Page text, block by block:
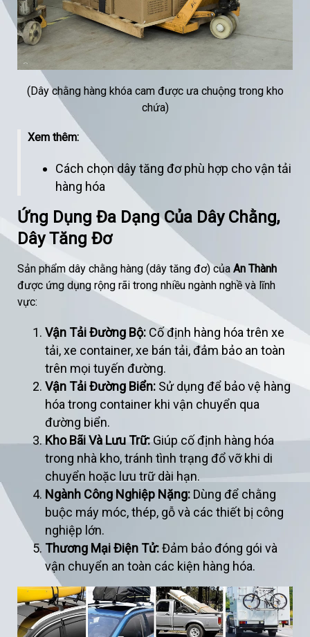
(Dây chằng hàng khóa cam được ưa chuộng trong kho
chứa)
Xem thêm:
Cách chọn dây tăng đơ phù hợp cho vận tải
hàng hóa
Ứng Dụng Đa Dạng Của Dây Chằng,
Dây Tăng Đơ
Sản phẩm dây chằng hàng (dây tăng đơ) của An Thành
được ứng dụng rộng rãi trong nhiều ngành nghề và lĩnh
vực:
Vận Tải Đường Bộ: Cố định hàng hóa trên xe
tải, xe container, xe bán tải, đảm bảo an toàn
trên mọi tuyến đường.
Vận Tải Đường Biển: Sử dụng để bảo vệ hàng
hóa trong container khi vận chuyển qua
đường biển.
Kho Bãi Và Lưu Trữ:Giúp cố định hàng hóa
trong nhà kho, tránh tình trạng đổ vỡ khi di
chuyển hoặc lưu trữ dài hạn.
Ngành Công Nghiệp Nặng: Dùng để chằng
buộc máy móc, thép, gỗ và các thiết bị công
nghiệp lớn.
Thương Mại Điện Tử:Đảm bảo đóng gói và
vận chuyển an toàn các kiện hàng hóa.